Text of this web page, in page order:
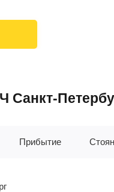
Санкт-
Прибытие